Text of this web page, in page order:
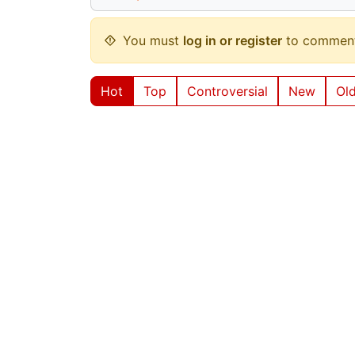
You must log in or register to
Hot Top Controversial New Old